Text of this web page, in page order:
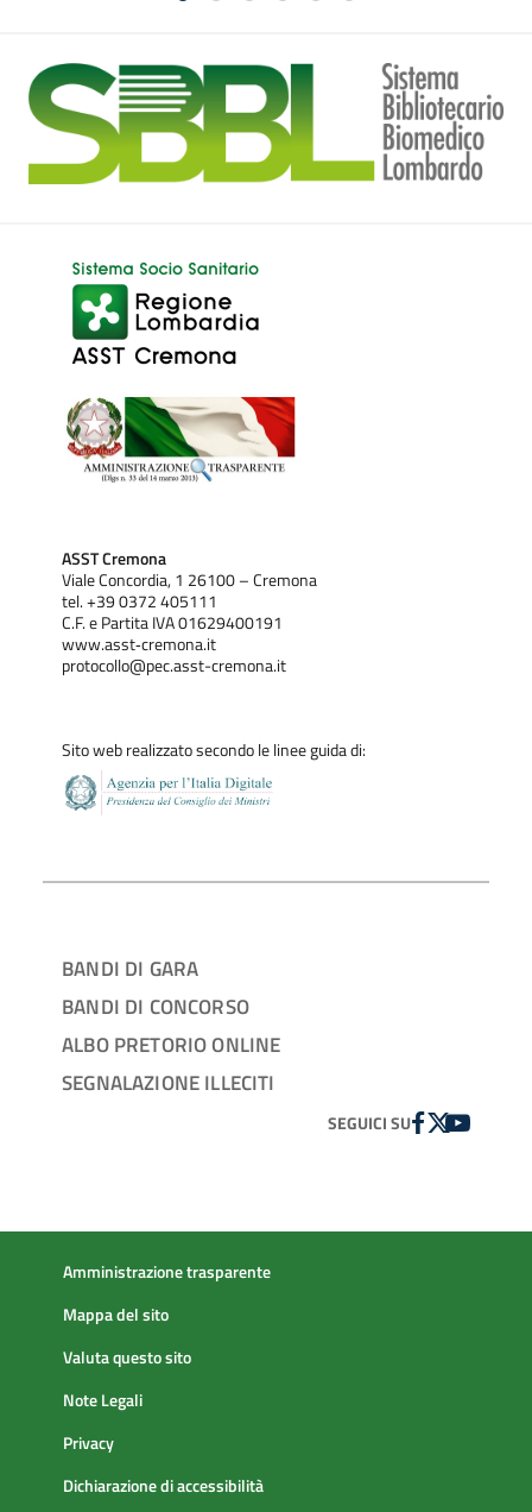
ASST Cremona
Viale Concordia, 1 26100 – Cremona
tel. +39 0372 405111
C.F. e Partita IVA 01629400191
www.asst‐cremona.it
protocollo@pec.asst-cremona.it
Sito web realizzato secondo le linee guida di:
BANDI DI GARA
BANDI DI CONCORSO
ALBO PRETORIO ONLINE
SEGNALAZIONE ILLECITI
SEGUICI SUFACEBOOK
TWITTER
YOUTUBE
Amministrazione trasparente
Mappa del sito
Valuta questo sito
Note Legali
Privacy
Dichiarazione di accessibilità